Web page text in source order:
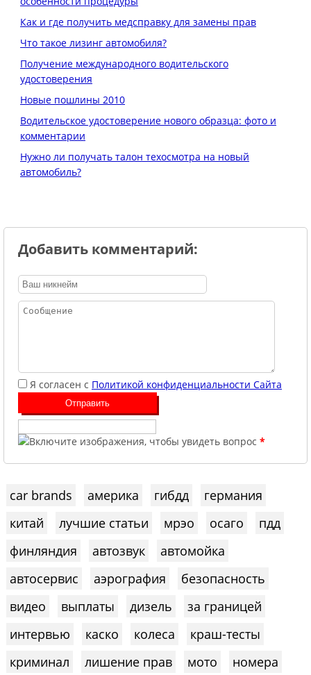
Как и где получить медсправку для замены прав
Что такое лизинг автомобиля?
Получение международного водительского
удостоверения
Новые пошлины 2010
Водительское удостоверение нового образца: фото и
комментарии
Нужно ли получать талон техосмотра на новый
автомобиль?
Добавить комментарий:
Я согласен с Политикой конфиденциальности Сайта
*
car brands америка гибдд
германия
китай
лучшие статьи мрэо осаго
пдд
финляндия
автозвук
автомойка
автосервис
аэрография
безопасность
видео
выплаты дизель
за границей
интервью
каско колеса
краш-тесты
криминал
лишение прав мото
номера